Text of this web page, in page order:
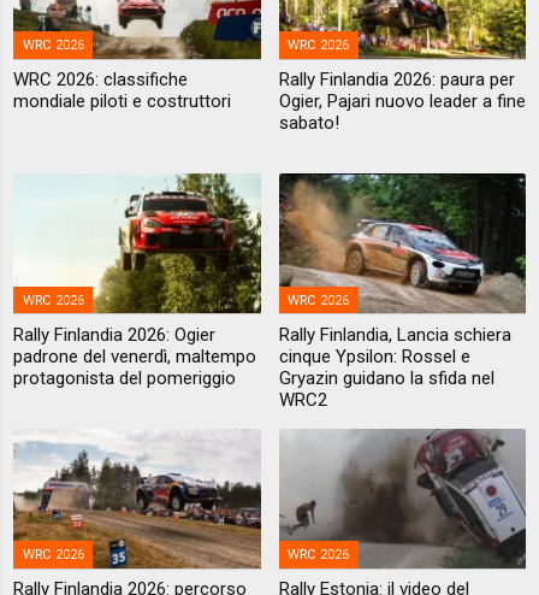
WRC 2026
WRC 2026: classifiche
mondiale piloti e costruttori
WRC 2026
Rally Finlandia 2026: paura per
Ogier, Pajari nuovo leader a fine
sabato!
WRC 2026
Rally Finlandia 2026: Ogier
padrone del venerdì, maltempo
protagonista del pomeriggio
WRC 2026
Rally Finlandia, Lancia schiera
cinque Ypsilon: Rossel e
Gryazin guidano la sfida nel
WRC2
WRC 2026
Rally Finlandia 2026: percorso
WRC 2026
Rally Estonia: il video del